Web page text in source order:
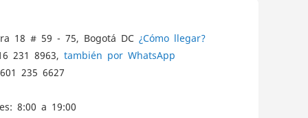
18 # 59 - 75, Bogotá DC ¿Cómo llegar?
231 8963, también por WhatsApp
235 6627
8:00 a 19:00